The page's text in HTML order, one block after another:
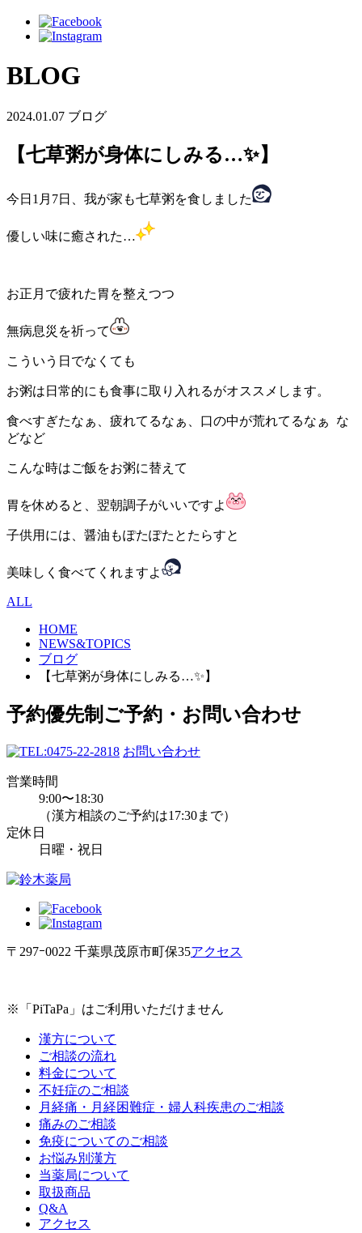
BLOG
2024.01.07 ブログ
【七草粥が身体にしみる…✨】
今日1月7日、我が家も七草粥を食しました
優しい味に癒された…
お正月で疲れた胃を整えつつ
無病息災を祈って
こういう日でなくても
お粥は日常的にも食事に取り入れるがオススメします。
食べすぎたなぁ、疲れてるなぁ、口の中が荒れてるなぁ な
どなど
こんな時はご飯をお粥に替えて
胃を休めると、翌朝調子がいいですよ
子供用には、醤油もぽたぽたとたらすと
美味しく食べてくれますよ
ALL
HOME
NEWS&TOPICS
ブログ
【七草粥が身体にしみる…✨】
予約優先制 ご予約・お問い合わせ
0475-22-2818 お問い合わせ
営業時間
9:00〜18:30
（漢方相談のご予約は17:30まで）
定休日
日曜・祝日
〒297ｰ0022 千葉県茂原市町保35アクセス
※「PiTaPa」はご利用いただけません
漢方について
ご相談の流れ
料金について
不妊症のご相談
月経痛・月経困難症・婦人科疾患のご相談
痛みのご相談
免疫についてのご相談
お悩み別漢方
当薬局について
取扱商品
Q&A
アクセス